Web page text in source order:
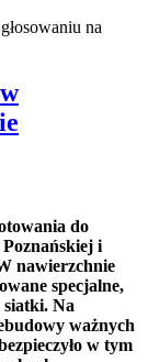
na
do
i
nawierzchnie
specjalne,
siatki. Na
ważnych
w tym